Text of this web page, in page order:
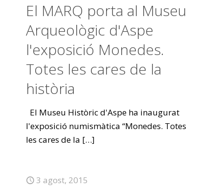
El MARQ porta al Museu
Arqueològic d'Aspe
l'exposició Monedes.
Totes les cares de la
història
El Museu Històric d'Aspe ha inaugurat
l'exposició numismàtica “Monedes. Totes
les cares de la […]
3 agost, 2015